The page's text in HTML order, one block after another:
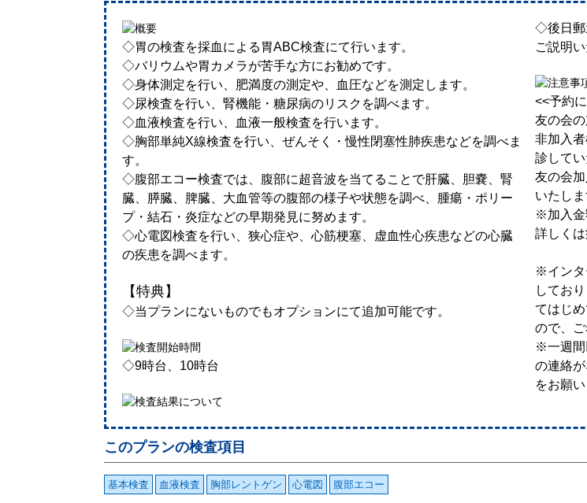
◇胃の検査を採血による胃ABC検査にて行います。
◇バリウムや胃カメラが苦手な方にお勧めです。
◇身体測定を行い、肥満度の測定や、血圧などを測定します。
◇尿検査を行い、腎機能・糖尿病のリスクを調べます。
◇血液検査を行い、血液一般検査を行います。
◇胸部単純X線検査を行い、ぜんそく・慢性閉塞性肺疾患などを調べま
す。
◇腹部エコー検査では、腹部に超音波を当てることで肝臓、胆嚢、腎
臓、膵臓、脾臓、大血管等の腹部の様子や状態を調べ、腫瘍・ポリー
プ・結石・炎症などの早期発見に努めます。
◇心電図検査を行い、狭心症や、心筋梗塞、虚血性心疾患などの心臓
の疾患を調べます。
【特典】
◇当プランにないものでもオプションにて追加可能です。
◇9時台、10時台
◇後日郵
ご説明
<<予約
友の会
非加入
診してい
友の会
いたしま
※加入金
詳しく
※インタ
してお
てはじ
ので、
※一週間
の連絡
をお願い
このプランの検査項目
基本検査 血液検査 胸部レントゲン 心電図 腹部エコー